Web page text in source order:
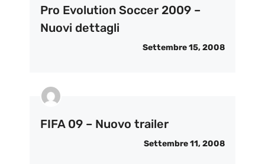
Pro Evolution Soccer 2009 –
Nuovi dettagli
Settembre 15, 2008
FIFA 09 – Nuovo trailer
Settembre 11, 2008